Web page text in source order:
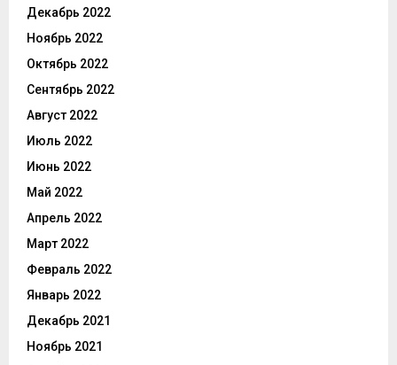
Декабрь 2022
Ноябрь 2022
Октябрь 2022
Сентябрь 2022
Август 2022
Июль 2022
Июнь 2022
Май 2022
Апрель 2022
Март 2022
Февраль 2022
Январь 2022
Декабрь 2021
Ноябрь 2021